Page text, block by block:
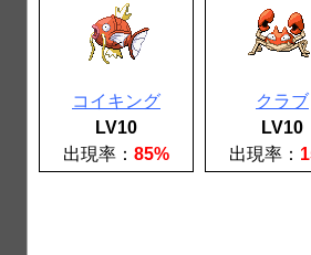
コイキング
LV10
出現率： 85%
クラブ
LV10
出現率：